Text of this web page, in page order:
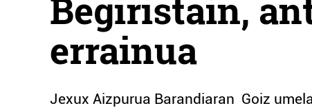
Begiristain,
errainua
Jexux Aizpurua Barandiaran Goiz